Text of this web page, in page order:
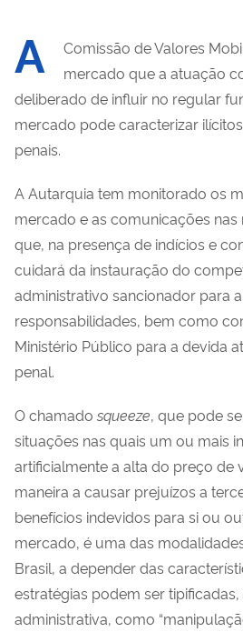
A
Comissão de Valores
mercado que a atuação
deliberado de influir no regular
mercado pode caracterizar
penais.
A Autarquia tem monitorado os
mercado e as comunicações nas
que, na presença de indícios e
cuidará da instauração do
administrativo sancionador para
responsabilidades, bem como
Ministério Público para a devida
penal.
O chamado squeeze, que pode
situações nas quais um ou mais
artificialmente a alta do preço de
maneira a causar prejuízos a
benefícios indevidos para si ou
mercado, é uma das
Brasil, a depender das
estratégias podem ser
administrativa, como